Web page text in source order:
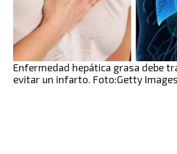
Enfermedad hepática grasa debe
evitar un infarto. Foto:Getty Images